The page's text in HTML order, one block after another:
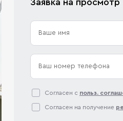
Заявка на
Согласен с польз.
Согласен на получение